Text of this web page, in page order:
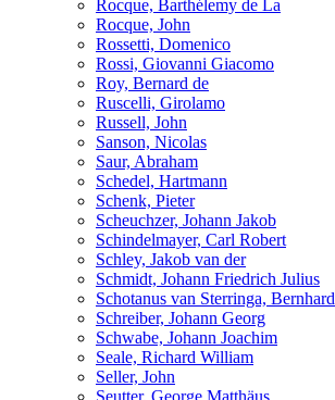
Rocque, Barthélemy de La
Rocque, John
Rossetti, Domenico
Rossi, Giovanni Giacomo
Roy, Bernard de
Ruscelli, Girolamo
Russell, John
Sanson, Nicolas
Saur, Abraham
Schedel, Hartmann
Schenk, Pieter
Scheuchzer, Johann Jakob
Schindelmayer, Carl Robert
Schley, Jakob van der
Schmidt, Johann Friedrich Julius
Schotanus van Sterringa, Bernhard
Schreiber, Johann Georg
Schwabe, Johann Joachim
Seale, Richard William
Seller, John
Seutter, George Matthäus